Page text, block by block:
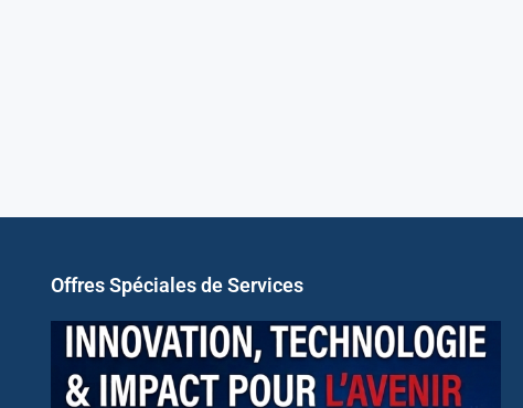
Offres Spéciales de Services